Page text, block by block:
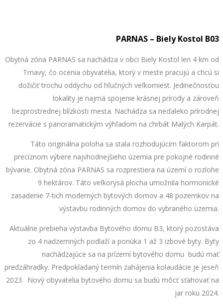
PARNAS – Biely Kostol B03
Obytná zóna PARNAS sa nachádza v obci Biely Kostol len 4 km od
Trnavy, čo ocenia obyvatelia, ktorý v meste pracujú a chcú si
dožičiť trochu oddychu od hľučných veľkomiest. Jedinečnosťou
lokality je najmä spojenie krásnej prírody a zároveň
bezprostrednej blízkosti mesta. Nachádza sa neďaleko prírodnej
rezervácie s panoramatickým výhľadom na chrbát Malých Karpát.
Táto originálna poloha sa stala rozhodujúcim faktorom pri
precíznom výbere najvhodnejšieho územia pre pokojné rodinné
bývanie. Obytná zóna PARNAS sa rozprestiera na území o rozlohe
9 hektárov. Táto veľkorysá plocha umožnila hormonické
zasadenie 7-tich moderných bytových domov a 48 pozemkov na
výstavbu rodinných domov do vybraného územia.
Aktuálne prebieha výstavba Bytového domu B3, ktorý pozostáva
zo 4 nadzemných podlaží a ponúka 1 až 3 izbové byty. Byty
nachádzajúce sa na prízemí bytového domu budú mať
predzáhradky. Predpokladaný termín zahájenia kolaudácie je jeseň
2023. Nový obyvatelia bytového domu sa budú môcť sťahovať na
jar roku 2024.